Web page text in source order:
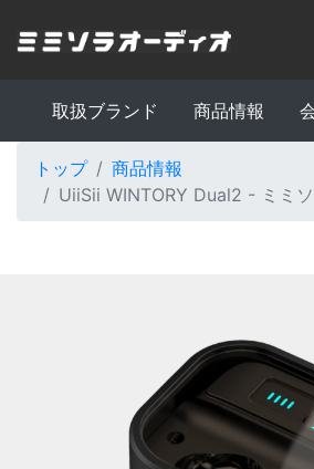
取扱ブランド 商品情報
トップ
商品情報
UiiSii WINTORY Dual2 - ミミ